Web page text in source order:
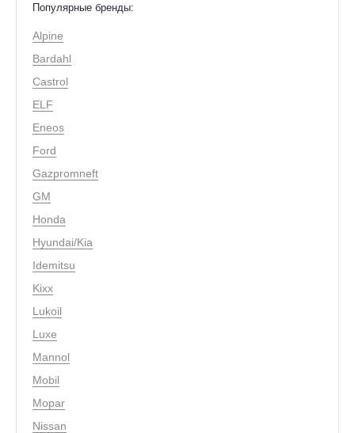
Популярные бренды:
Alpine
Bardahl
Castrol
ELF
Eneos
Ford
Gazpromneft
GM
Honda
Hyundai/Kia
Idemitsu
Kixx
Lukoil
Luxe
Mannol
Mobil
Mopar
Nissan